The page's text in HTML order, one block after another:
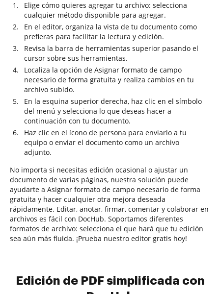
Elige cómo quieres agregar tu archivo: selecciona
cualquier método disponible para agregar.
En el editor, organiza la vista de tu documento como
prefieras para facilitar la lectura y edición.
Revisa la barra de herramientas superior pasando el
cursor sobre sus herramientas.
Localiza la opción de Asignar formato de campo
necesario de forma gratuita y realiza cambios en tu
archivo subido.
En la esquina superior derecha, haz clic en el símbolo
del menú y selecciona lo que deseas hacer a
continuación con tu documento.
Haz clic en el ícono de persona para enviarlo a tu
equipo o enviar el documento como un archivo
adjunto.
No importa si necesitas edición ocasional o ajustar un
documento de varias páginas, nuestra solución puede
ayudarte a Asignar formato de campo necesario de forma
gratuita y hacer cualquier otra mejora deseada
rápidamente. Editar, anotar, firmar, comentar y colaborar en
archivos es fácil con DocHub. Soportamos diferentes
formatos de archivo: selecciona el que hará que tu edición
sea aún más fluida. ¡Prueba nuestro editor gratis hoy!
Edición de PDF simplificada con